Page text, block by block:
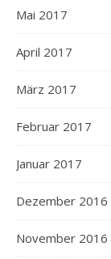
Mai 2017
April 2017
März 2017
Februar 2017
Januar 2017
Dezember 2016
November 2016